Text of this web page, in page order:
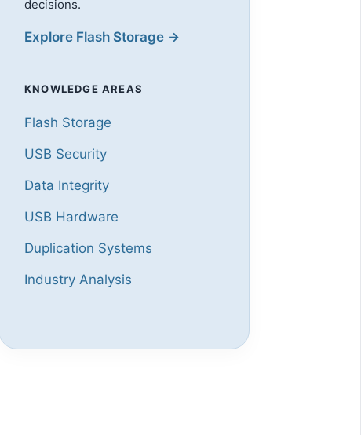
decisions.
Explore Flash Storage →
KNOWLEDGE AREAS
Flash Storage
USB Security
Data Integrity
USB Hardware
Duplication Systems
Industry Analysis